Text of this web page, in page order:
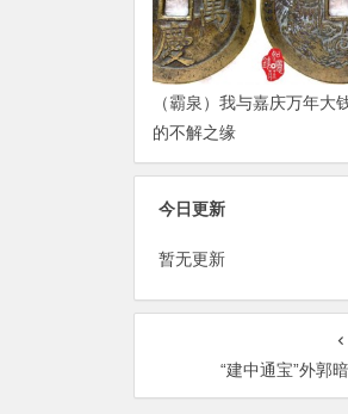
（霸泉）我与嘉庆万年大
的不解之缘
今日更新
暂无更新
“建中通宝”外郭